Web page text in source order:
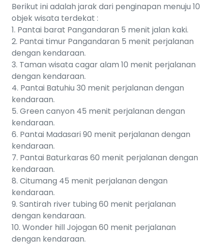
Berikut ini adalah jarak dari penginapan menuju 10
objek wisata terdekat :
1. Pantai barat Pangandaran 5 menit jalan kaki.
2. Pantai timur Pangandaran 5 menit perjalanan
dengan kendaraan.
3. Taman wisata cagar alam 10 menit perjalanan
dengan kendaraan.
4. Pantai Batuhiu 30 menit perjalanan dengan
kendaraan.
5. Green canyon 45 menit perjalanan dengan
kendaraan.
6. Pantai Madasari 90 menit perjalanan dengan
kendaraan.
7. Pantai Baturkaras 60 menit perjalanan dengan
kendaraan.
8. Citumang 45 menit perjalanan dengan
kendaraan.
9. Santirah river tubing 60 menit perjalanan
dengan kendaraan.
10. Wonder hill Jojogan 60 menit perjalanan
dengan kendaraan.